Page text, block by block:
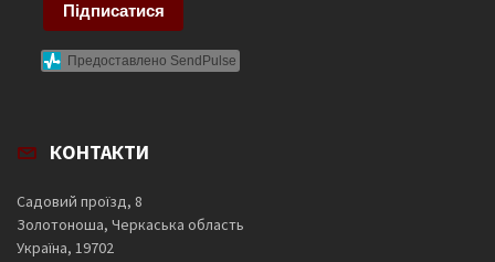
Підписатися
Предоставлено SendPulse
КОНТАКТИ
Садовий проїзд, 8
Золотоноша, Черкаська область
Україна, 19702